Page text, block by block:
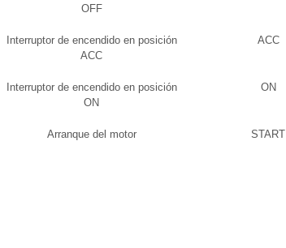
OFF
Interruptor de encendido en posición
ACC
ACC
Interruptor de encendido en posición
ON
ON
Arranque del motor START